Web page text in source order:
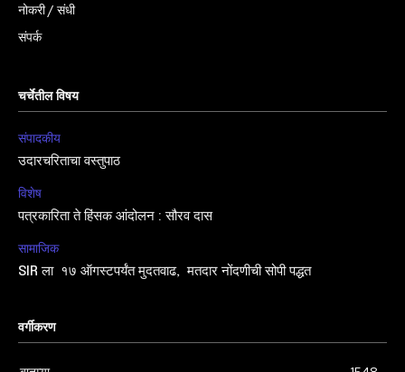
नोकरी / संधी
संपर्क
चर्चेतील विषय
संपादकीय
उदारचरिताचा वस्तुपाठ
विशेष
पत्रकारिता ते हिंसक आंदोलन : सौरव दास
सामाजिक
SIR ला १७ ऑगस्टपर्यंत मुदतवाढ, मतदार नोंदणीची सोपी पद्धत
वर्गीकरण